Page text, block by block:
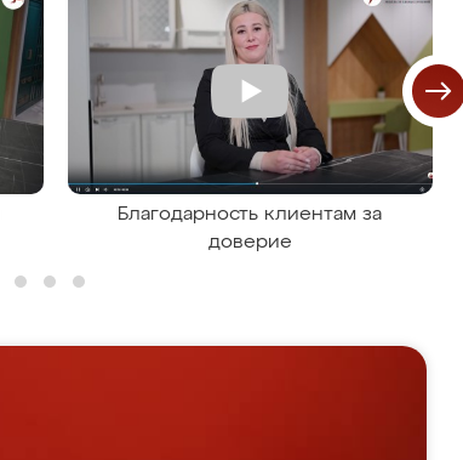
Благодарность клиентам за
доверие